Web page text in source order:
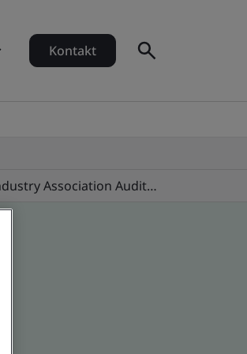
Kontakt
Industry Association Audit Programmes